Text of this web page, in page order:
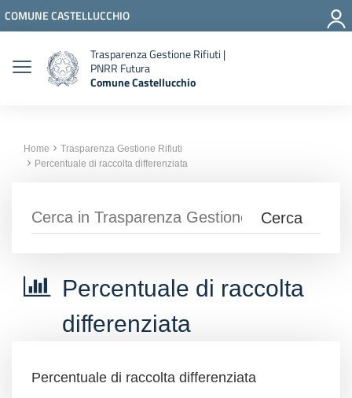
Vai ai contenuti
Vai al menu di navigazione
Vai al footer
COMUNE CASTELLUCCHIO
Trasparenza Gestione Rifiuti |
PNRR Futura
Comune Castellucchio
Home
Trasparenza Gestione Rifiuti
Percentuale di raccolta differenziata
Percentuale di raccolta
differenziata
Percentuale di raccolta differenziata